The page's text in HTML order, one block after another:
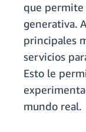
que permite
generativa.
principales
servicios
Esto le
mundo real.